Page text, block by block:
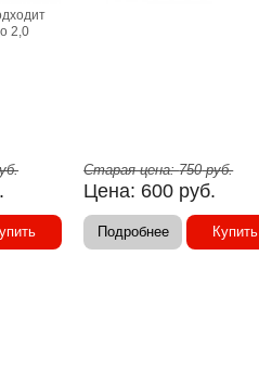
2,0
Старая цена:750руб.
Цена: 600 руб.
Подробнее Купить